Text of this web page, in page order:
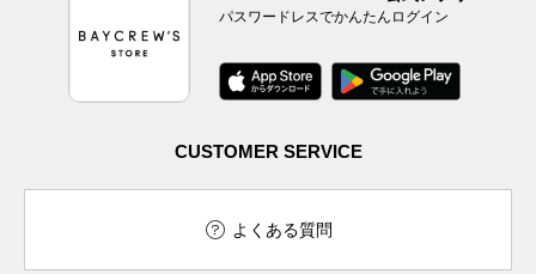
パスワードレスでかんたんログイン
CUSTOMER SERVICE
よくある質問